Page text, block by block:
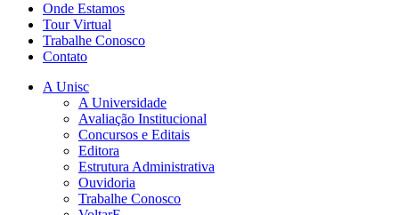
Onde Estamos
Tour Virtual
Trabalhe Conosco
Contato
A Unisc
A Universidade
Avaliação Institucional
Concursos e Editais
Editora
Estrutura Administrativa
Ouvidoria
Trabalhe Conosco